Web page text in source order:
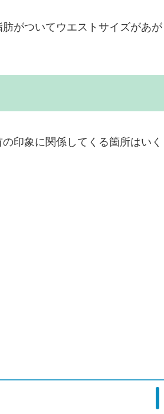
がついてウエストサイズがあが
印象に関係してくる箇所はいく